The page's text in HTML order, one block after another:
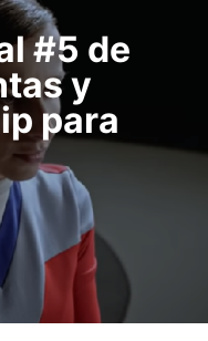
#5 de
y
para